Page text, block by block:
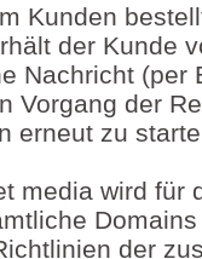
Kunden
der Kunde
Nachricht (per
Vorgang der
erneut zu
media wird für
der